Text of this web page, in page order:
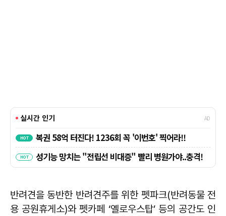
반려견을 동반한 반려견주를 위한 펫파크(반려동물 전
용 공원휴게소)와 펫카페 ‘옐로우스탑’ 등의 공간도 인